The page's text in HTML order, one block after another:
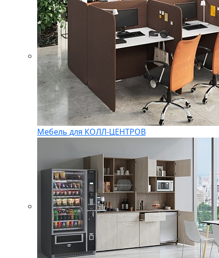
Мебель для КОЛЛ-ЦЕНТРОВ